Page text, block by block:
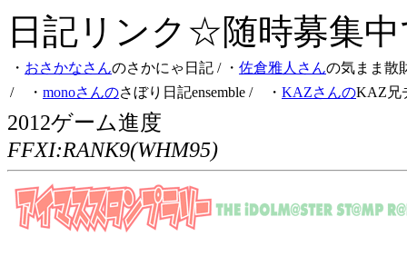
日記リンク☆随時募集
・ おさかなさんのさかにゃ日記 / ・ 佐倉雅人さんの気まま散
/ ・ monoさんのさぼり日記ensemble / ・ KAZさんのKAZ兄
2012ゲーム進度
FFXI:RANK9(WHM95)